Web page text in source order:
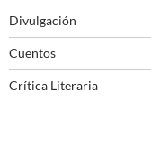
Divulgación
Cuentos
Crítica Literaria